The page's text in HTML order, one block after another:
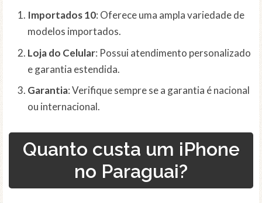
Importados 10: Oferece uma ampla variedade de
modelos importados.
Loja do Celular: Possui atendimento personalizado
e garantia estendida.
Garantia: Verifique sempre se a garantia é nacional
ou internacional.
Quanto custa um iPhone
no Paraguai?